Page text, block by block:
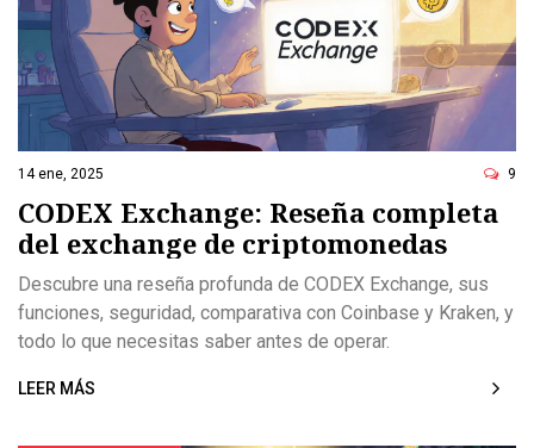
14 ene, 2025 9
CODEX Exchange: Reseña completa
del exchange de criptomonedas
Descubre una reseña profunda de CODEX Exchange, sus
funciones, seguridad, comparativa con Coinbase y Kraken, y
todo lo que necesitas saber antes de operar.
LEER MÁS